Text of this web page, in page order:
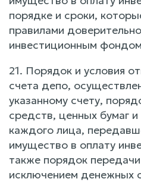
порядке и сроки,
правилами
инвестиционным
21. Порядок и условия
счета депо,
указанному счету,
средств, ценных бумаг
каждого лица,
имущество в оплату
также порядок
исключением денежных